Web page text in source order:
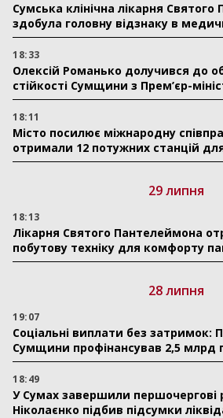
Сумська клінічна лікарня
здобула головну відзнаку в
18:33
Олексій Романько долучився до
стійкості Сумщини з Прем’єр-
18:11
Місто посилює міжнародну
отримали 12 потужних станцій для
29 липня
18:13
Лікарня Святого Пантелеймона
побутову техніку для комфорту
28 липня
19:07
Соціальні виплати без затримок:
Сумщини профінансував 2,5 млрд
18:49
У Сумах завершили першочергові
Ніколаєнко підбив підсумки